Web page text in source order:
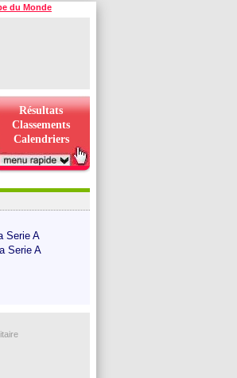
du Monde
Résultats
Classements
Calendriers
Serie A
Serie A